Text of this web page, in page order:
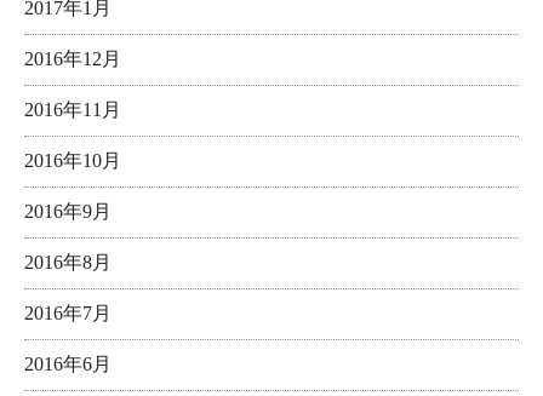
2017年1月
2016年12月
2016年11月
2016年10月
2016年9月
2016年8月
2016年7月
2016年6月